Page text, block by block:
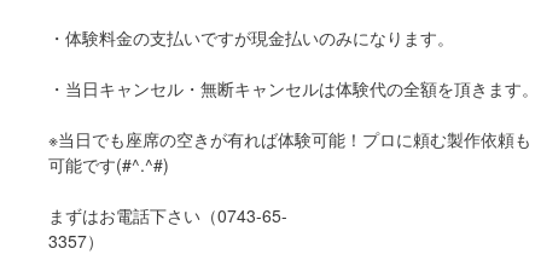
・体験料金の支払いですが現金払いのみになります。
・当日キャンセル・無断キャンセルは体験代の全額を頂きます。
※当日でも座席の空きが有れば体験可能！プロに頼む製作依頼も
可能です(#^.^#)
まずはお電話下さい（0743-65-
3357）